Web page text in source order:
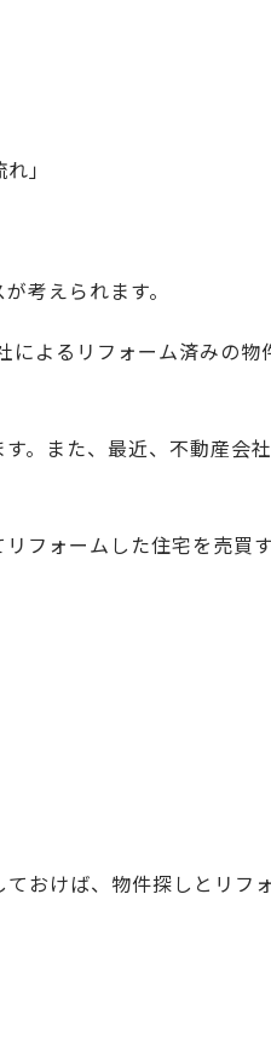
」
考えられます。
よるリフォーム済みの物
。また、最近、不動産会
フォームした住宅を売買
おけば、物件探しとリフ